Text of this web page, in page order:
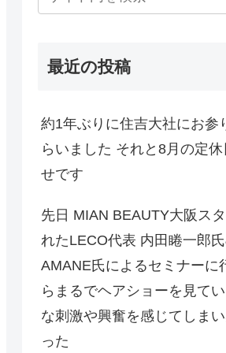
最近の投稿
約1年ぶりに住吉大社にお参
らいました それと8月の定休
せです
先日 MIAN BEAUTY大阪ス
れたLECO代表 内田睠一郎
AMANE氏によるセミナーに
らまるでヘアショーを見て
な刺激や興奮を感じてしま
った